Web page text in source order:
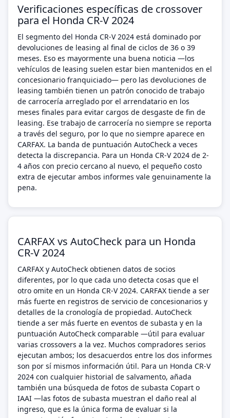
Verificaciones específicas de crossover
para el Honda CR-V 2024
El segmento del Honda CR-V 2024 está dominado por
devoluciones de leasing al final de ciclos de 36 o 39
meses. Eso es mayormente una buena noticia —los
vehículos de leasing suelen estar bien mantenidos en el
concesionario franquiciado— pero las devoluciones de
leasing también tienen un patrón conocido de trabajo
de carrocería arreglado por el arrendatario en los
meses finales para evitar cargos de desgaste de fin de
leasing. Ese trabajo de carrocería no siempre se reporta
a través del seguro, por lo que no siempre aparece en
CARFAX. La banda de puntuación AutoCheck a veces
detecta la discrepancia. Para un Honda CR-V 2024 de 2-
4 años con precio cercano al nuevo, el pequeño costo
extra de ejecutar ambos informes vale genuinamente la
pena.
CARFAX vs AutoCheck para un Honda
CR-V 2024
CARFAX y AutoCheck obtienen datos de socios
diferentes, por lo que cada uno detecta cosas que el
otro omite en un Honda CR-V 2024. CARFAX tiende a ser
más fuerte en registros de servicio de concesionarios y
detalles de la cronología de propiedad. AutoCheck
tiende a ser más fuerte en eventos de subasta y en la
puntuación AutoCheck comparable —útil para evaluar
varias crossovers a la vez. Muchos compradores serios
ejecutan ambos; los desacuerdos entre los dos informes
son por sí mismos información útil. Para un Honda CR-V
2024 con cualquier historial de salvamento, añada
también una búsqueda de fotos de subasta Copart o
IAAI —las fotos de subasta muestran el daño real al
ingreso, que es la única forma de evaluar si la